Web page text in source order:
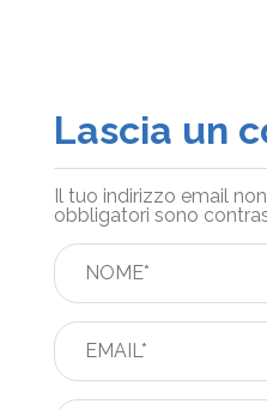
Lascia un
Il tuo indirizzo email
obbligatori sono